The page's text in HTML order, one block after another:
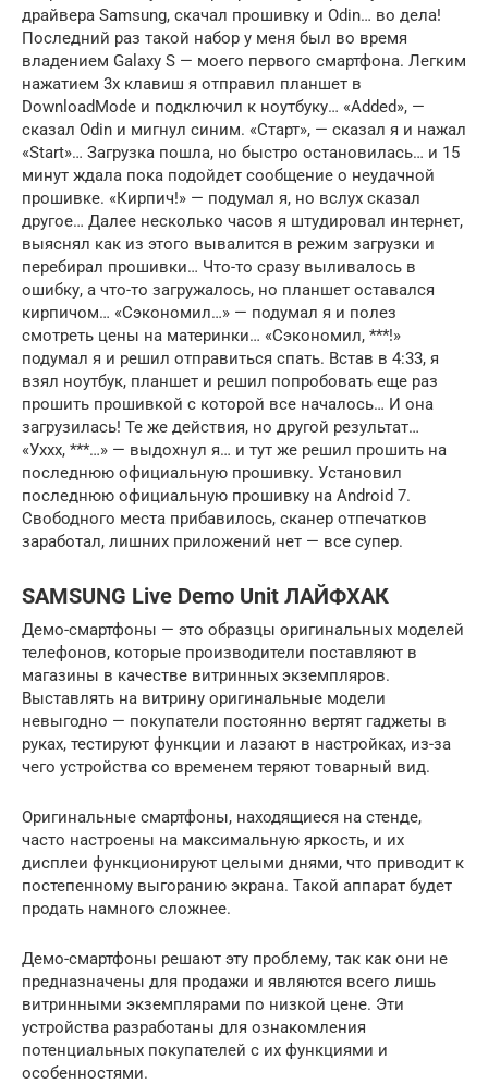
драйвера Samsung, скачал прошивку и Odin… во дела!
Последний раз такой набор у меня был во время
владением Galaxy S — моего первого смартфона. Легким
нажатием 3х клавиш я отправил планшет в
DownloadMode и подключил к ноутбуку… «Added», —
сказал Odin и мигнул синим. «Старт», — сказал я и нажал
«Start»… Загрузка пошла, но быстро остановилась… и 15
минут ждала пока подойдет сообщение о неудачной
прошивке. «Кирпич!» — подумал я, но вслух сказал
другое… Далее несколько часов я штудировал интернет,
выяснял как из этого вывалится в режим загрузки и
перебирал прошивки… Что-то сразу выливалось в
ошибку, а что-то загружалось, но планшет оставался
кирпичом… «Сэкономил…» — подумал я и полез
смотреть цены на материнки… «Сэкономил, ***!»
подумал я и решил отправиться спать. Встав в 4:33, я
взял ноутбук, планшет и решил попробовать еще раз
прошить прошивкой с которой все началось… И она
загрузилась! Те же действия, но другой результат…
«Уххх, ***…» — выдохнул я… и тут же решил прошить на
последнюю официальную прошивку. Установил
последнюю официальную прошивку на Android 7.
Свободного места прибавилось, сканер отпечатков
заработал, лишних приложений нет — все супер.
SAMSUNG Live Demo Unit ЛАЙФХАК
Демо-смартфоны — это образцы оригинальных моделей
телефонов, которые производители поставляют в
магазины в качестве витринных экземпляров.
Выставлять на витрину оригинальные модели
невыгодно — покупатели постоянно вертят гаджеты в
руках, тестируют функции и лазают в настройках, из-за
чего устройства со временем теряют товарный вид.
Оригинальные смартфоны, находящиеся на стенде,
часто настроены на максимальную яркость, и их
дисплеи функционируют целыми днями, что приводит к
постепенному выгоранию экрана. Такой аппарат будет
продать намного сложнее.
Демо-смартфоны решают эту проблему, так как они не
предназначены для продажи и являются всего лишь
витринными экземплярами по низкой цене. Эти
устройства разработаны для ознакомления
потенциальных покупателей с их функциями и
особенностями.